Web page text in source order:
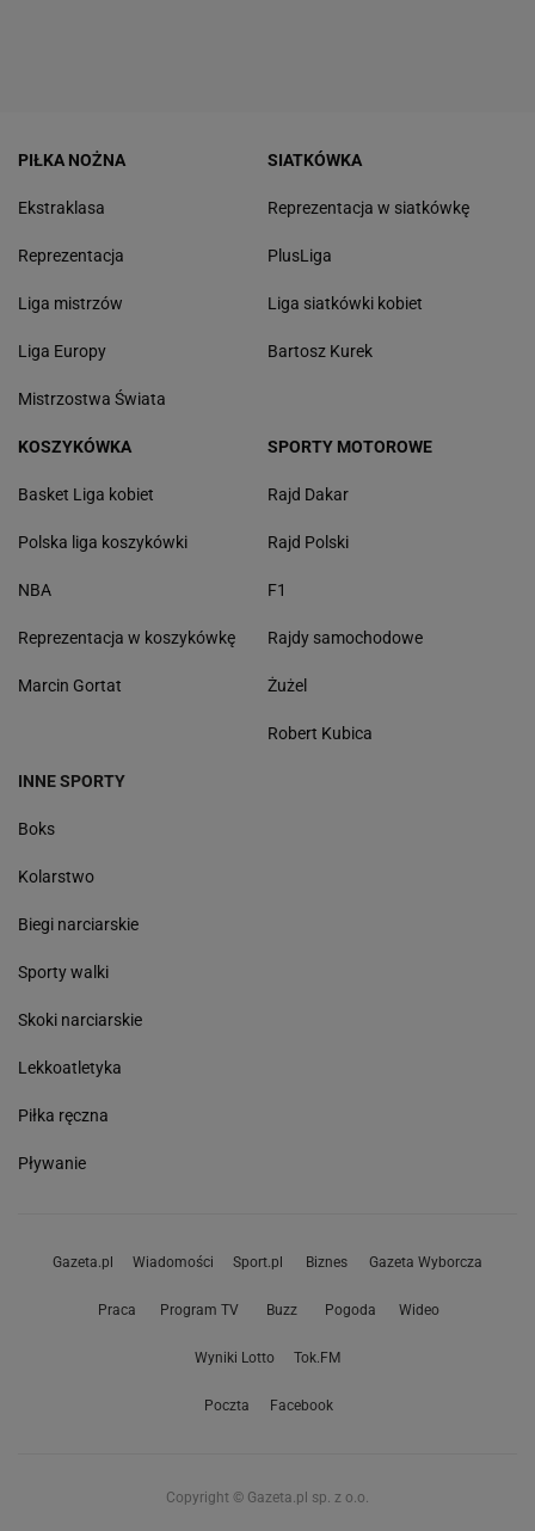
PIŁKA NOŻNA
Ekstraklasa
Reprezentacja
Liga mistrzów
Liga Europy
Mistrzostwa Świata
SIATKÓWKA
Reprezentacja w siatkówkę
PlusLiga
Liga siatkówki kobiet
Bartosz Kurek
KOSZYKÓWKA
Basket Liga kobiet
Polska liga koszykówki
NBA
Reprezentacja w koszykówkę
Marcin Gortat
SPORTY MOTOROWE
Rajd Dakar
Rajd Polski
F1
Rajdy samochodowe
Żużel
Robert Kubica
INNE SPORTY
Boks
Kolarstwo
Biegi narciarskie
Sporty walki
Skoki narciarskie
Lekkoatletyka
Piłka ręczna
Pływanie
Gazeta.pl Wiadomości Sport.pl Biznes Gazeta Wyborcza
Praca Program TV Buzz Pogoda Wideo
Wyniki Lotto Tok.FM
Poczta Facebook
Copyright © Gazeta.pl sp. z o.o.